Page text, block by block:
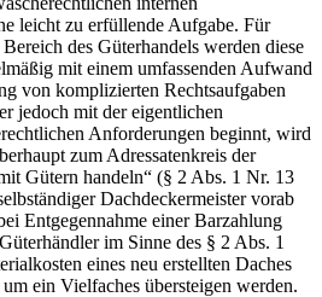
leicht zu erfüllende Aufgabe. Für
des Güterhandels werden diese
mit einem umfassenden Aufwand
von komplizierten Rechtsaufgaben
jedoch mit der eigentlichen
Anforderungen beginnt, wird
zum Adressatenkreis der
Gütern handeln“ (§ 2 Abs. 1 Nr. 13
Dachdeckermeister vorab
Entgegennahme einer Barzahlung
im Sinne des § 2 Abs. 1
eines neu erstellten Daches
ein Vielfaches übersteigen werden.